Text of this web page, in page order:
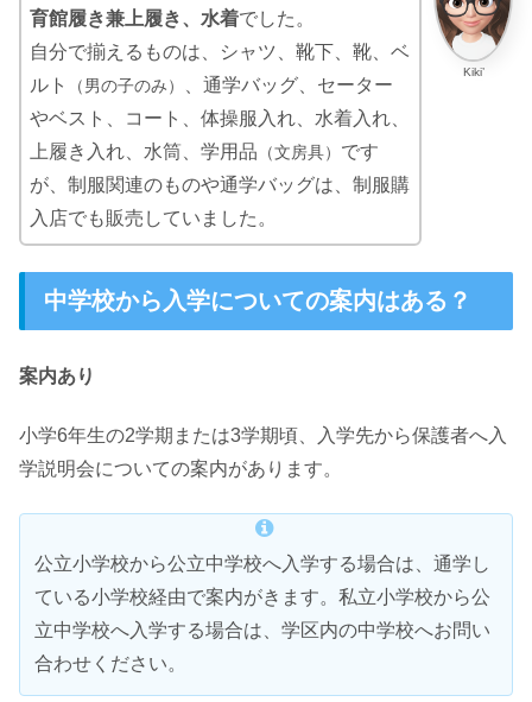
Kiki’
育館履き兼上履き、水着でした。
自分で揃えるものは、シャツ、靴下、靴、ベ
ルト
（男の子のみ）
、通学バッグ、セーター
やベスト、コート、体操服入れ、水着入れ、
上履き入れ、水筒、学用品 （文房具） です
が、制服関連のものや通学バッグは、制服購
入店でも販売していました。
中学校から入学についての案内はある？
案内あり
小学6年生の2学期または3学期頃、入学先から保護者へ入
学説明会についての案内があります。
公立小学校から公立中学校へ入学する場合は、通学し
ている小学校経由で案内がきます。私立小学校から公
立中学校へ入学する場合は、学区内の中学校へお問い
合わせください。